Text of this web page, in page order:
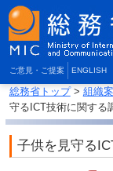
ご意見・ご提案 ENGLISH
総務省トップ> 組織
守るICT技術に関す
子供を見守る